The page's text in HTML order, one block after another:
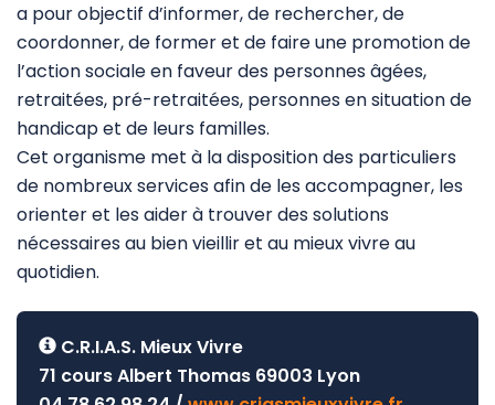
a pour objectif d’informer, de rechercher, de
coordonner, de former et de faire une promotion de
l’action sociale en faveur des personnes âgées,
retraitées, pré-retraitées, personnes en situation de
handicap et de leurs familles.
Cet organisme met à la disposition des particuliers
de nombreux services afin de les accompagner, les
orienter et les aider à trouver des solutions
nécessaires au bien vieillir et au mieux vivre au
quotidien.
C.R.I.A.S. Mieux Vivre
71 cours Albert Thomas 69003 Lyon